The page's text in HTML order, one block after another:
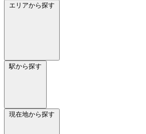
エリアから探す
駅から探す
現在地から探す